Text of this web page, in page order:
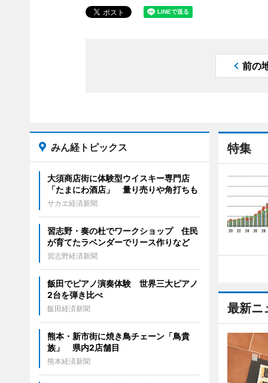
前の
特集
最新ニ
みん経トピックス
大須商店街に体験型ウイスキー専門店
「たまにわ酒店」 量り売りや角打ちも
サカエ経済新聞
習志野・奏の杜でワークショップ 住民
が育てたラベンダーでリース作りなど
習志野経済新聞
飯田でピアノ演奏体験 世界三大ピアノ
2台を弾き比べ
飯田経済新聞
熊本・新市街に焼き鳥チェーン「鳥貴
族」 県内2店舗目
熊本経済新聞